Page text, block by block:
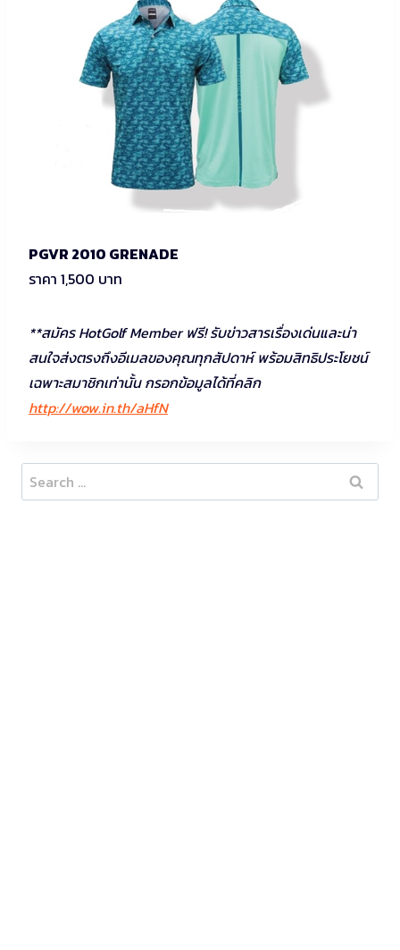
PGVR 2010 GRENADE
ราคา 1,500 บาท
**สมัคร HotGolf Member ฟรี! รับข่าวสารเรื่องเด่นและน่า
สนใจส่งตรงถึงอีเมลของคุณทุกสัปดาห์ พร้อมสิทธิประโยชน์
เฉพาะสมาชิกเท่านั้น กรอกข้อมูลได้ที่คลิก
http://wow.in.th/aHfN
Search
for: